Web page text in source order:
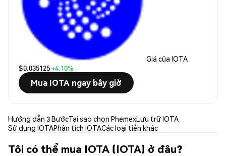
Giá của IOTA
$0.035125+4.10%
Mua IOTA ngay bây giờ
Hướng dẫn 3 BướcTại sao chọn PhemexLưu trữ IOTA
Sử dụng IOTAPhân tích IOTACác loại tiền khác
Tôi có thể mua IOTA (IOTA) ở đâu?